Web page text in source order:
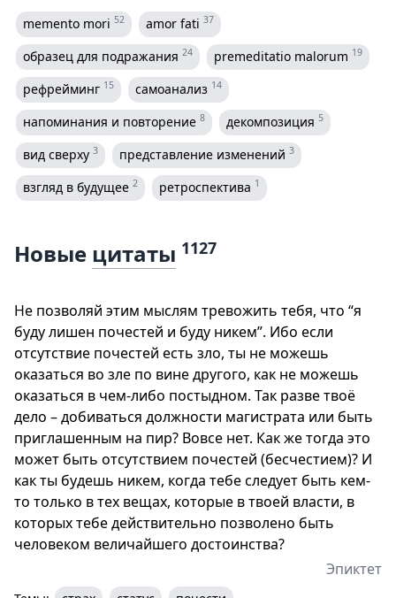
memento mori 52 amor fati 37
образец для подражания 24 premeditatio malorum 19
рефрейминг 15 самоанализ 14
напоминания и повторение 8 декомпозиция 5
вид сверху 3 представление изменений 3
взгляд в будущее 2 ретроспектива 1
Новые цитаты 1127
Не позволяй этим мыслям тревожить тебя, что “я
буду лишен почестей и буду никем”. Ибо если
отсутствие почестей есть зло, ты не можешь
оказаться во зле по вине другого, как не можешь
оказаться в чем-либо постыдном. Так разве твоё
дело – добиваться должности магистрата или быть
приглашенным на пир? Вовсе нет. Как же тогда это
может быть отсутствием почестей (бесчестием)? И
как ты будешь никем, когда тебе следует быть кем-
то только в тех вещах, которые в твоей власти, в
которых тебе действительно позволено быть
человеком величайшего достоинства?
Эпиктет